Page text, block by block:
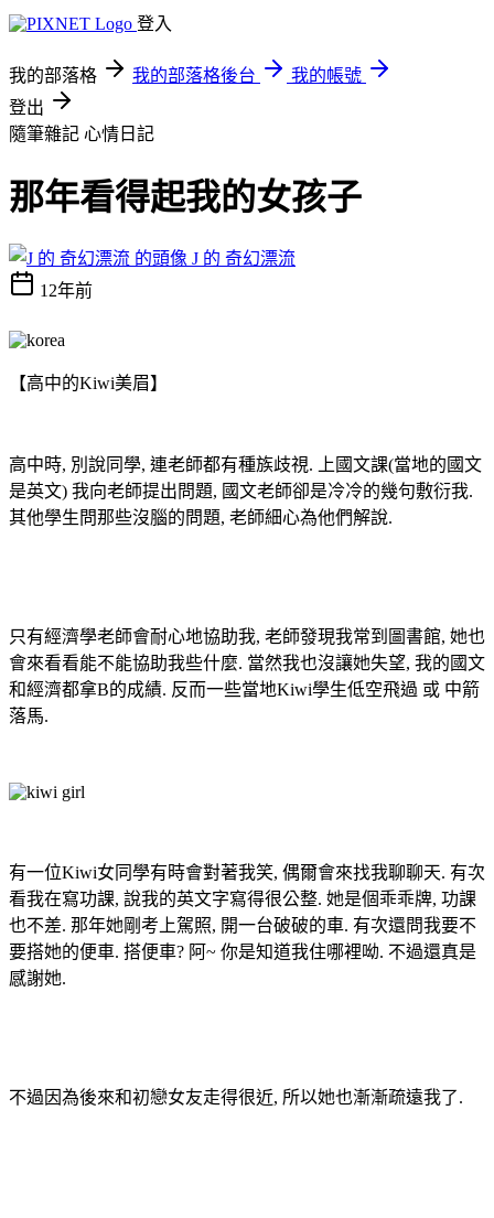
登入
我的部落格 我的部落格後台
我的帳號
登出
隨筆雜記 心情日記
那年看得起我的女孩子
J 的 奇幻漂流
12年前
【高中的Kiwi美眉】
高中時, 別說同學, 連老師都有種族歧視. 上國文課(當地的國文
是英文) 我向老師提出問題, 國文老師卻是冷冷的幾句敷衍我.
其他學生問那些沒腦的問題, 老師細心為他們解說.
只有經濟學老師會耐心地協助我, 老師發現我常到圖書館, 她也
會來看看能不能協助我些什麼. 當然我也沒讓她失望, 我的國文
和經濟都拿B的成績. 反而一些當地Kiwi學生低空飛過 或 中箭
落馬.
有一位Kiwi女同學有時會對著我笑, 偶爾會來找我聊聊天. 有次
看我在寫功課, 說我的英文字寫得很公整. 她是個乖乖牌, 功課
也不差. 那年她剛考上駕照, 開一台破破的車. 有次還問我要不
要搭她的便車. 搭便車? 阿~ 你是知道我住哪裡呦. 不過還真是
感謝她.
不過因為後來和初戀女友走得很近, 所以她也漸漸疏遠我了.